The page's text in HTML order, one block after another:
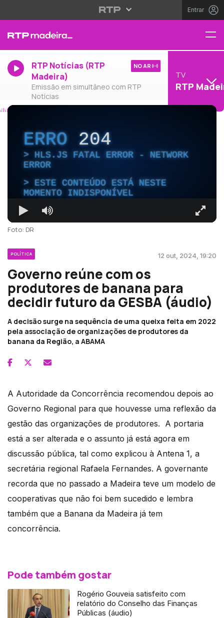
Entrar
RTP Notícias (RTP
Madeira)
Emissão em simultâneo com RTP
Notícias
NO AR
TV
RTP
ERRO204
HLS.JS FATAL ERROR - NETWORK
ERROR
ESTE CONTEÚDO ESTÁ NESTE
MOMENTO INDISPONÍVEL
Foto: DR
POLÍTICA 12 out, 2024, 19:20
Governo reúne com os
produtores de banana para
decidir futuro da GESBA (áudio)
A decisão surge na sequência de uma queixa feita em 2022
pela associação de organizações de produtores da
banana da Região, a ABAMA
A Autoridade da Concorrência recomendou depois ao
Governo Regional para que houvesse uma reflexão da
gestão das organizações de produtores. A portaria
está a ser alterada e o assunto já está agora em
discussão pública, tal como explicou à Antena 1, a
secretária regional Rafaela Fernandes. A governante
recorda que no passado a Madeira teve um modelo de
cooperativas que não foi bem sucedido e lembra
também que a Banana da Madeira já tem
concorrência.
Pode também gostar
Rogério Gouveia satisfeito com
relatório do Conselho das Finanças
Públicas (áudio)